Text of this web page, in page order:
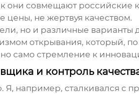
они совмещают российские
цены, не жертвуя качеством.
но и различные
открывания, который,
само стремление к
и контроль
Я, например, сталкивался с